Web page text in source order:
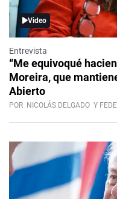
Video
Entrevista
“Me equivoqué
Moreira, que
Abierto
POR NICOLÁS DELGADO Y